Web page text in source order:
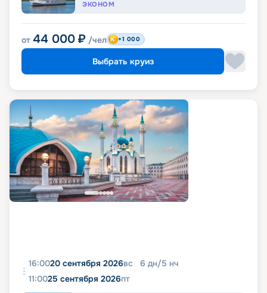
ЭКОНОМ
от 44 000 ₽ /чел +1 000
Выбрать круиз
16:0020 сентября 2026вс 6 дн/5 нч
11:0025 сентября 2026пт